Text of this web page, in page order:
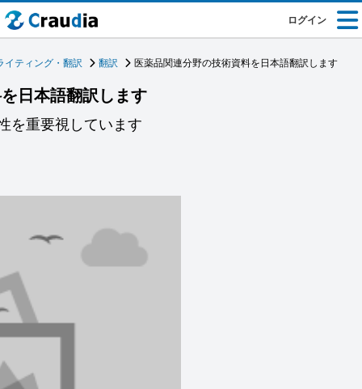
ログイン
イティング・翻訳 翻訳 医薬品関連分野の技術資料を日本語翻訳します
日本語翻訳します
を重要視しています